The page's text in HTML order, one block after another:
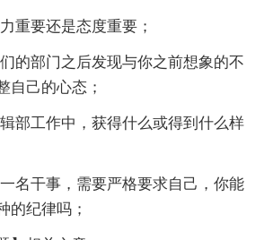
要还是态度重要；
部门之后发现与你之前想象的不
自己的心态；
工作中，获得什么或得到什么样
干事，需要严格要求自己，你能
的纪律吗；